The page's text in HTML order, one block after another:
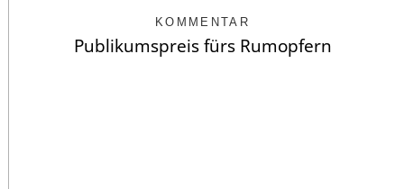
KOMMENTAR
Publikumspreis fürs Rumopfern